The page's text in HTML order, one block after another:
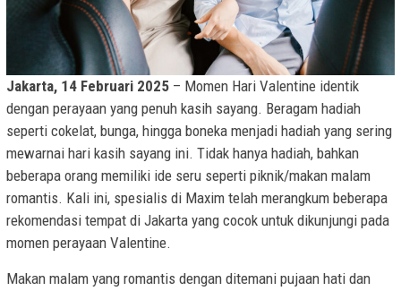
Jakarta, 14 Februari 2025 – Momen Hari Valentine identik
dengan perayaan yang penuh kasih sayang. Beragam hadiah
seperti cokelat, bunga, hingga boneka menjadi hadiah yang sering
mewarnai hari kasih sayang ini. Tidak hanya hadiah, bahkan
beberapa orang memiliki ide seru seperti piknik/makan malam
romantis. Kali ini, spesialis di Maxim telah merangkum beberapa
rekomendasi tempat di Jakarta yang cocok untuk dikunjungi pada
momen perayaan Valentine.
Makan malam yang romantis dengan ditemani pujaan hati dan